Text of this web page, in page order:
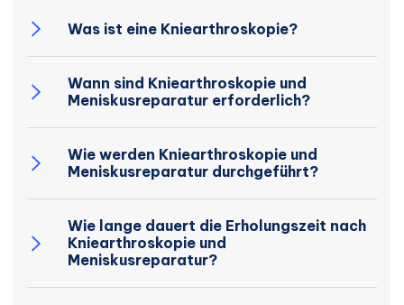
Was ist eine Kniearthroskopie?
Wann sind Kniearthroskopie und
Meniskusreparatur erforderlich?
Wie werden Kniearthroskopie und
Meniskusreparatur durchgeführt?
Wie lange dauert die Erholungszeit nach
Kniearthroskopie und
Meniskusreparatur?